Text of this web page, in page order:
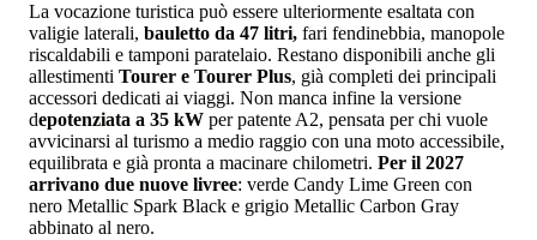
La vocazione turistica può essere ulteriormente esaltata con
valigie laterali, bauletto da 47 litri, fari fendinebbia, manopole
riscaldabili e tamponi paratelaio. Restano disponibili anche gli
allestimenti Tourer e Tourer Plus, già completi dei principali
accessori dedicati ai viaggi. Non manca infine la versione
depotenziata a 35 kW per patente A2, pensata per chi vuole
avvicinarsi al turismo a medio raggio con una moto accessibile,
equilibrata e già pronta a macinare chilometri. Per il 2027
arrivano due nuove livree: verde Candy Lime Green con
nero Metallic Spark Black e grigio Metallic Carbon Gray
abbinato al nero.